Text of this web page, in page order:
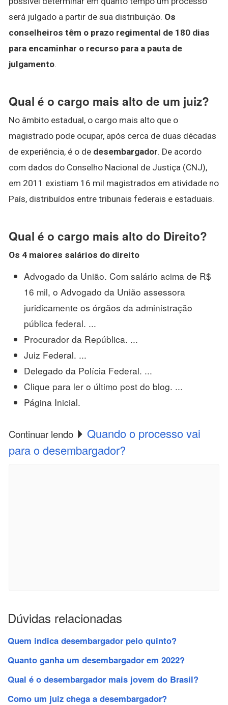
será julgado a partir de sua distribuição. Os
conselheiros têm o prazo regimental de 180 dias
para encaminhar o recurso para a pauta de
julgamento.
Qual é o cargo mais alto de um juiz?
No âmbito estadual, o cargo mais alto que o
magistrado pode ocupar, após cerca de duas décadas
de experiência, é o de desembargador. De acordo
com dados do Conselho Nacional de Justiça (CNJ),
em 2011 existiam 16 mil magistrados em atividade no
País, distribuídos entre tribunais federais e estaduais.
Qual é o cargo mais alto do Direito?
Os 4 maiores salários do direito
Advogado da União. Com salário acima de R$
16 mil, o Advogado da União assessora
juridicamente os órgãos da administração
pública federal. ...
Procurador da República. ...
Juiz Federal. ...
Delegado da Polícia Federal. ...
Clique para ler o último post do blog. ...
Página Inicial.
Continuar lendo
Quando o processo vai
para o desembargador?
Dúvidas relacionadas
Quem indica desembargador pelo quinto?
Quanto ganha um desembargador em 2022?
Qual é o desembargador mais jovem do Brasil?
Como um juiz chega a desembargador?